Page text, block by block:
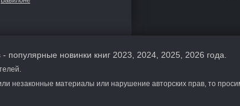
популярные новинки книг 2023, 2024, 2025, 2026 года.
незаконные материалы или нарушение авторских прав, то